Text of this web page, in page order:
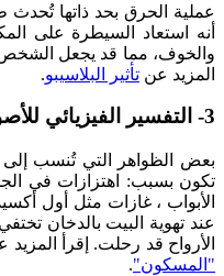
عملية الحرق بحد ذاتها تُحدث
أنه استعاد السيطرة على
والخوف، مما قد يجعل الشخص
المزيد عن تأثير البلاسيبو.
3- التفسير الفيزيائي للأصوات والظواهر
بعض الظواهر التي تُنسب إلى
تكون بسبب: اهتزازات في
الأبواب ، غازات مثل أول
عند تهوية البيت بالدخان
الأرواح قد رحلت. إقرأ المزيد
"المسكون".